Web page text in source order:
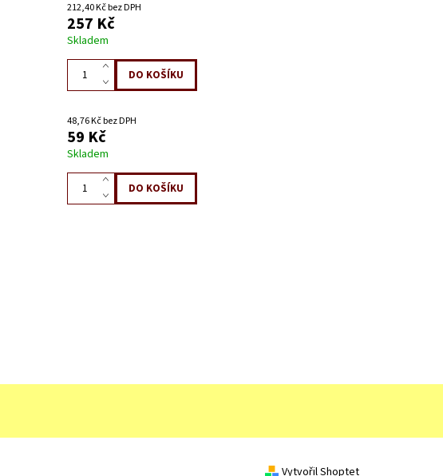
212,40 Kč bez DPH
257 Kč
Skladem
48,76 Kč bez DPH
59 Kč
Skladem
Vytvořil Shoptet